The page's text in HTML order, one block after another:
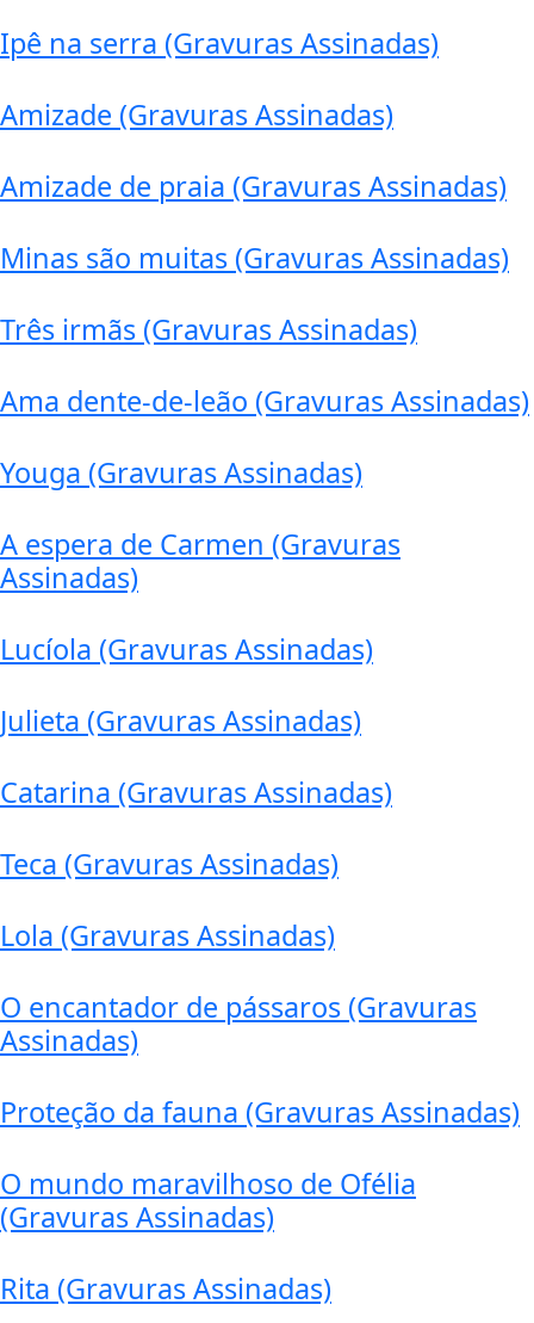
Ipê na serra (Gravuras Assinadas)
Amizade (Gravuras Assinadas)
Amizade de praia (Gravuras Assinadas)
Minas são muitas (Gravuras Assinadas)
Três irmãs (Gravuras Assinadas)
Ama dente-de-leão (Gravuras Assinadas)
Youga (Gravuras Assinadas)
A espera de Carmen (Gravuras
Assinadas)
Lucíola (Gravuras Assinadas)
Julieta (Gravuras Assinadas)
Catarina (Gravuras Assinadas)
Teca (Gravuras Assinadas)
Lola (Gravuras Assinadas)
O encantador de pássaros (Gravuras
Assinadas)
Proteção da fauna (Gravuras Assinadas)
O mundo maravilhoso de Ofélia
(Gravuras Assinadas)
Rita (Gravuras Assinadas)